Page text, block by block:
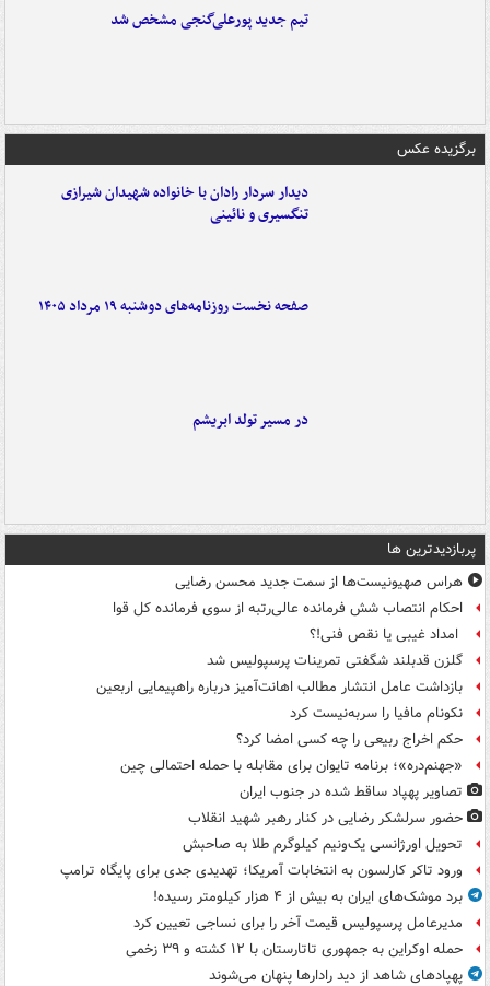
تیم جدید پورعلی‌گنجی مشخص شد
برگزیده عکس
دیدار سردار رادان با خانواده‌ شهیدان شیرازی
تنگسیری و نائینی
صفحه نخست روزنامه‌های دوشنبه ۱۹ مرداد ۱۴۰۵
در مسیر تولد ابریشم
پربازدیدترین ها
هراس صهیونیست‌ها از سمت جدید محسن رضایی
احکام انتصاب شش فرمانده عالی‌رتبه از سوی فرمانده کل قوا
امداد غیبی یا نقص فنی!؟
گلزن قدبلند شگفتی تمرینات پرسپولیس شد
بازداشت عامل انتشار مطالب اهانت‌آمیز درباره راهپیمایی اربعین
نکونام مافیا را سربه‌نیست کرد
حکم اخراج ربیعی را چه کسی امضا کرد؟
«جهنم‌دره»؛ برنامه تایوان برای مقابله با حمله احتمالی چین
تصاویر پهپاد ساقط شده در جنوب ایران
حضور سرلشکر رضایی در کنار رهبر شهید انقلاب
تحویل اورژانسی یک‌ونیم کیلوگرم طلا به صاحبش
ورود تاکر کارلسون به انتخابات آمریکا؛ تهدیدی جدی برای پایگاه ترامپ
برد موشک‌های ایران به بیش از ۴ هزار کیلومتر رسیده!
مدیرعامل پرسپولیس قیمت آخر را برای نساجی تعیین کرد
حمله اوکراین به جمهوری تاتارستان با ۱۲ کشته و ۳۹ زخمی
پهپادهای شاهد از دید رادارها پنهان می‌شوند